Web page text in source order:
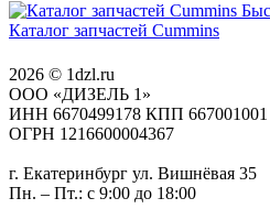
Каталог запчастей Cummins
2026 © 1dzl.ru
ООО «ДИЗЕЛЬ 1»
ИНН 6670499178 КПП 667001001
ОГРН 1216600004367
г. Екатеринбург ул. Вишнёвая 35
Пн. – Пт.: с 9:00 до 18:00